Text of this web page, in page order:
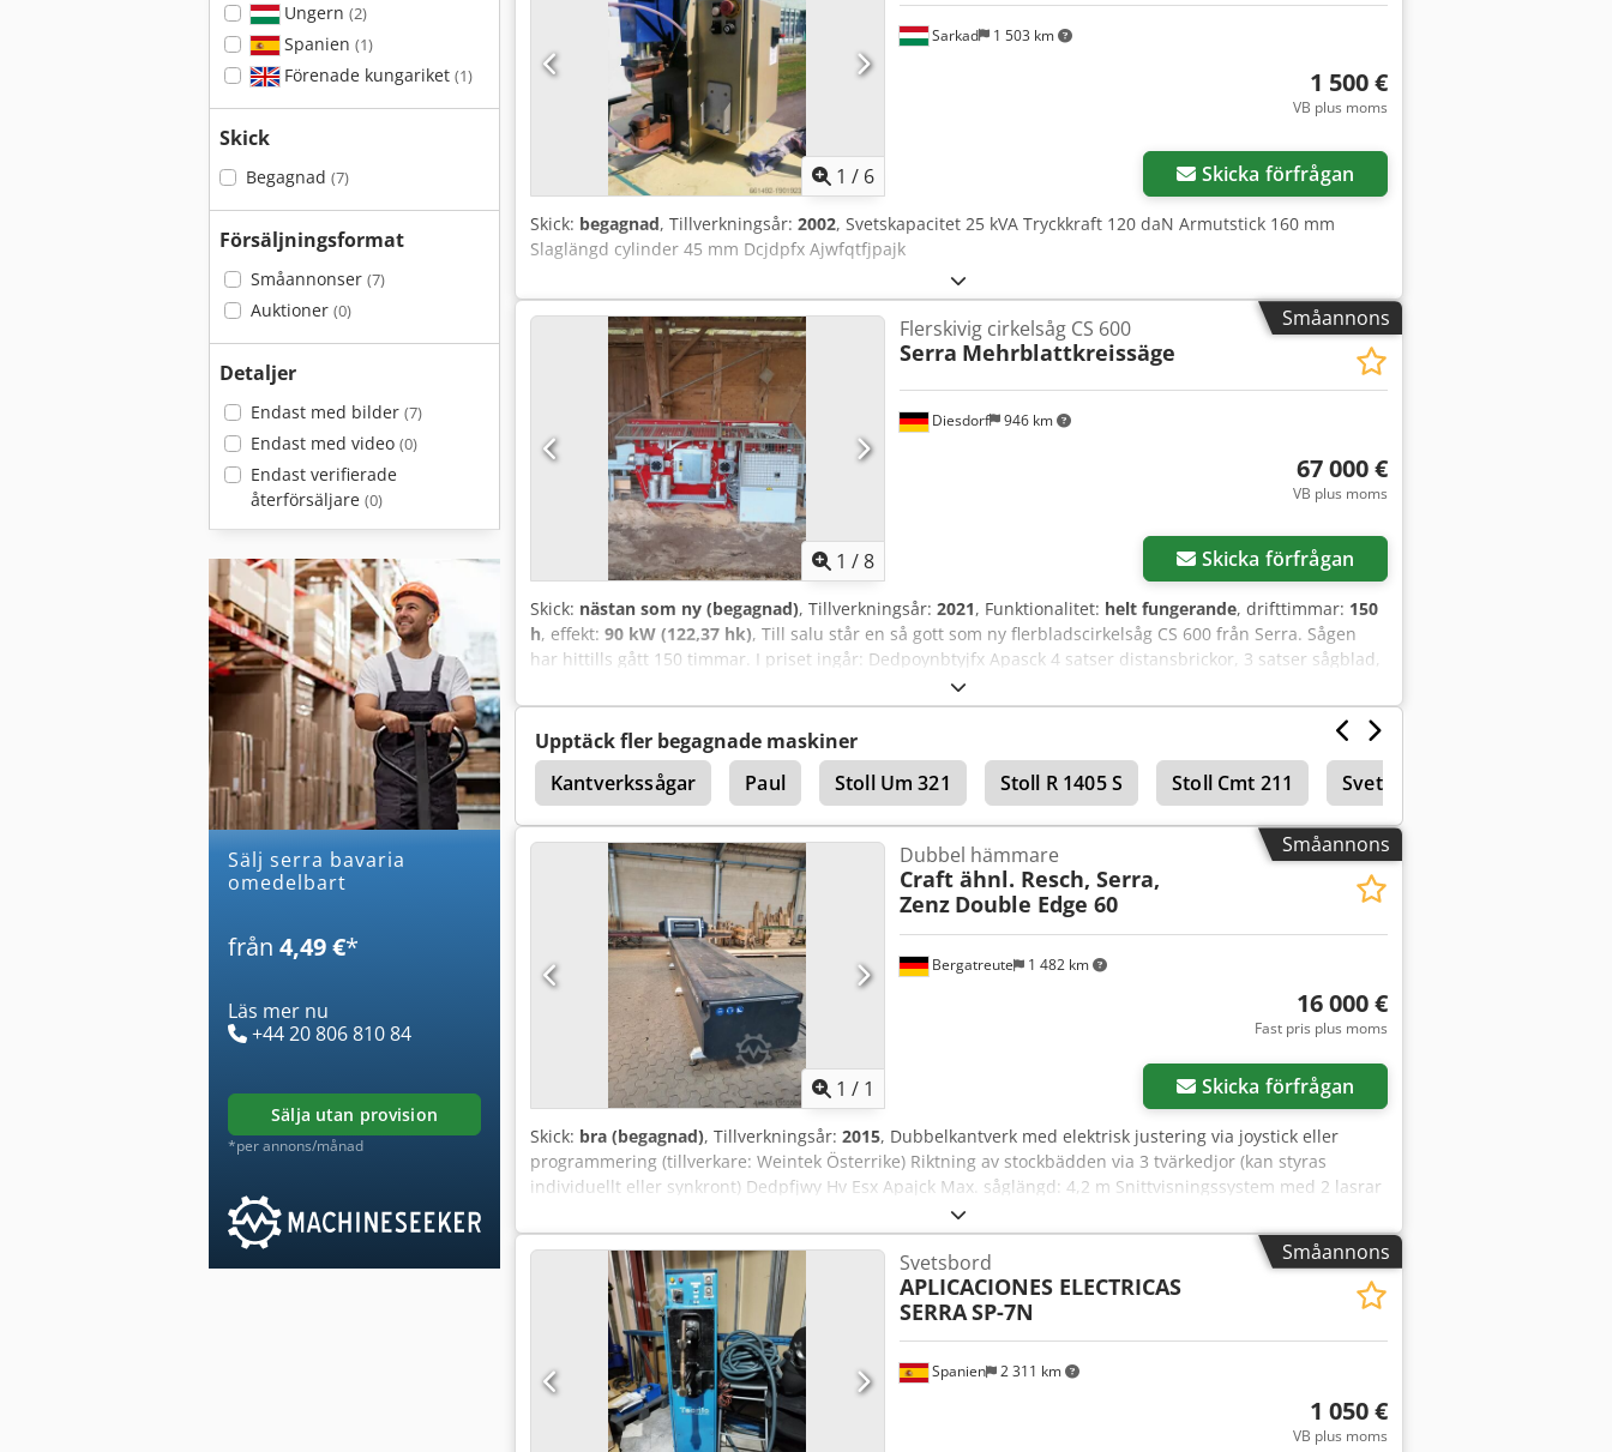
Ungern (2)
Spanien (1)
Förenade kungariket (1)
Skick
Begagnad (7)
Försäljningsformat
Småannonser (7)
Auktioner (0)
Detaljer
Endast med bilder (7)
Endast med video (0)
Endast verifierade
återförsäljare (0)
Sälj serra bavaria
omedelbart
från 4,49 €*
Läs mer nu
+44 20 806 810 84
sälja utan provision
*per annons/månad
1 / 6
Sarkad 1 503 km
1 500 €
VB plus moms
Skicka förfrågan
Skick: begagnad, Tillverkningsår: 2002, Svetskapacitet 25 kVA Tryckkraft 120 daN Armutstick 160 mm
Slaglängd cylinder 45 mm Dcjdpfx Ajwfqtfjpajk
Småannons
1 /8
Diesdorf 946 km
Flerskivig cirkelsåg CS 600
Serra Mehrblattkreissäge
67 000 €
VB plus moms
Skicka förfrågan
Skick: nästan som ny (begagnad), Tillverkningsår: 2021, Funktionalitet: helt fungerande, drifttimmar: 150
h, effekt: 90 kW (122,37 hk), Till salu står en så gott som ny flerbladscirkelsåg CS 600 från Serra. Sågen
har hittills gått 150 timmar. I priset ingår: Dedpoynbtyjfx Apasck 4 satser distansbrickor, 3 satser sågblad,
inmatningsbord (5 m) och utmatningsbord (5 m). Tekniska data: Minsta snittlängd: 880 mm. Snittbredd
upp till 600 mm. Snitthöjd upp till 160 mm. Sågbladsdiameter upp till 500 mm. 90 kW motor.
Upptäck fler begagnade maskiner
Kantverkssågar
Paul Stoll Um 321 Stoll R 1405 S Stoll Cmt 211 Svetssbord
Svetsning Svänganordningen
Småannons
1 / 1
Bergatreute 1 482 km
Dubbel hämmare
Craft ähnl. Resch, Serra,
Zenz Double Edge 60
16 000 €
Fast pris plus moms
Skicka förfrågan
Skick: bra (begagnad), Tillverkningsår: 2015, Dubbelkantverk med elektrisk justering via joystick eller
programmering (tillverkare: Weintek Österrike) Riktning av stockbädden via 3 tvärkedjor (kan styras
individuellt eller synkront) Dedpfjwy Hv Esx Apajck Max. såglängd: 4,2 m Snittvisningssystem med 2 lasrar
Sågmotorer: vardera 6,5 kW Max. sågbredd: 0,6 m Max. såghöjd: 80 mm Max. såghöjd: 60 mm
Småannons
Spanien 2 311 km
Svetsbord
APLICACIONES ELECTRICAS
SERRASP-7N
1 050 €
VB plus moms